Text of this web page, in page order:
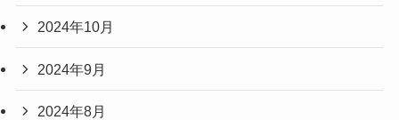
2024年10月
2024年9月
2024年8月